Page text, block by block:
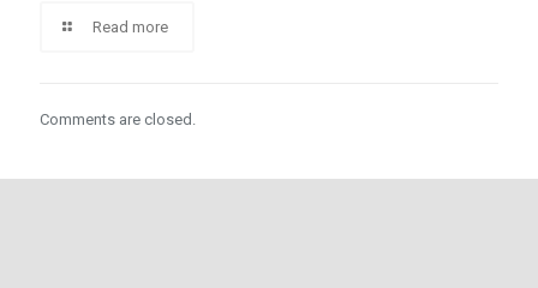
Read more
Comments are closed.